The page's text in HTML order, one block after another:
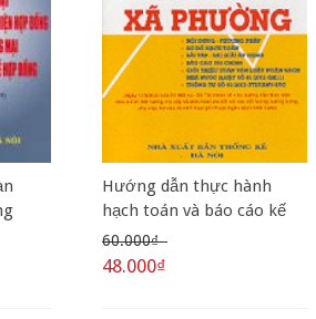
Hướng dẫn thực hành
hạch toán và báo cáo kế
toán ngân sách và tài
chính xã phường
60.000₫
48.000₫